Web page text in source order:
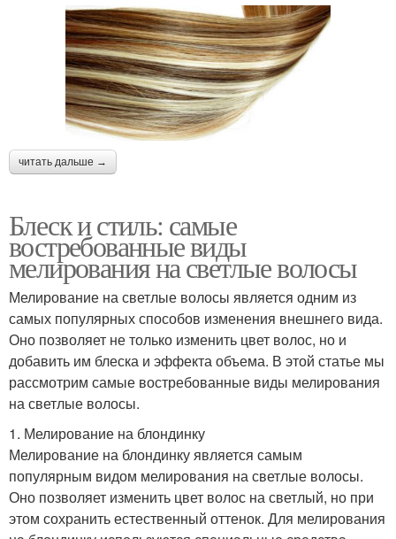
читать дальше →
Блеск и стиль: самые
востребованные виды
мелирования на светлые волосы
Мелирование на светлые волосы является одним из
самых популярных способов изменения внешнего вида.
Оно позволяет не только изменить цвет волос, но и
добавить им блеска и эффекта объема. В этой статье мы
рассмотрим самые востребованные виды мелирования
на светлые волосы.
1. Мелирование на блондинку
Мелирование на блондинку является самым
популярным видом мелирования на светлые волосы.
Оно позволяет изменить цвет волос на светлый, но при
этом сохранить естественный оттенок. Для мелирования